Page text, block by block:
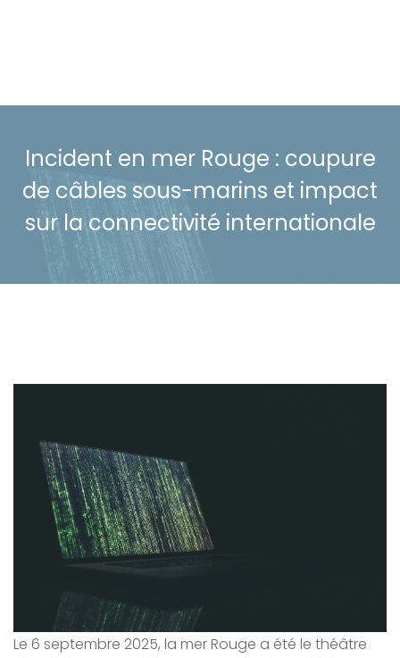
Incident en mer Rouge : coupure
de câbles sous-marins et impact
sur la connectivité internationale
Le 6 septembre 2025, la mer Rouge a été le théâtre